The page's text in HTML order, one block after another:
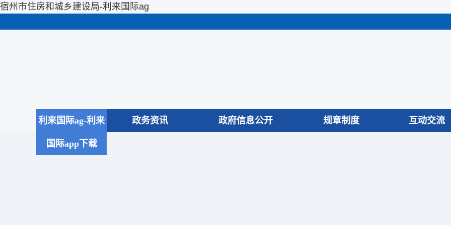
宿州市住房和城乡建设局-利来国际ag
利来国际ag-利来
国际app下载
政务资讯 政府信息公开 规章制度 互动交流